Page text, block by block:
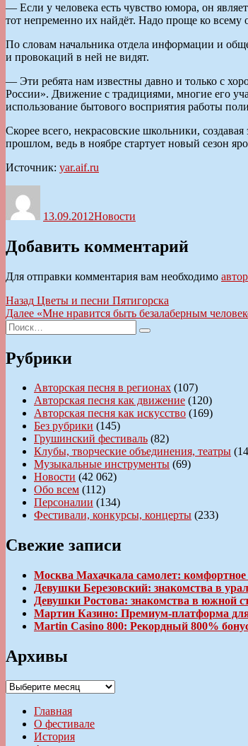
— Если у человека есть чувство юмора, он
тот непременно их найдёт. Надо проще ко
По словам начальника отдела информации и
и провокаций в ней не видят.
— Эти ребята нам известны давно и только с
России». Движение с традициями, многие его
использование бытового восприятия работы
Скорее всего, некрасовские школьники,
прошлом, ведь в ноябре стартует новый сезон
Источник: yar.aif.ru
13.09.2012Новости
Добавить комментарий
Для отправки комментария вам необходимо
Навигация
по
записям
Назад Предыдущая
запись:
Цветы и песни Пятигорска
Далее Следующая
«Мне нравится быть безалаберным
Искать:
Поиск
Рубрики
Авторская песня в регионах (107)
Авторская песня как движение (120)
Авторская песня как искусство (169)
Без рубрики (145)
Грушинский фестиваль (82)
Клубы, творческие объединения, театры
Музыкальные инструменты (69)
Новости (42 062)
Обо всем (112)
Персоналии (134)
Фестивали, конкурсы, концерты (233)
Свежие записи
Москва Махачкала самолет:
Девушки Березовский: знакомства в
Девушки Ростова: знакомства в южной
Мартин Казино: Премиум-платформа для
Martin Casino 800: Рекордный 800%
Архивы
Архивы
Главная
О фестивале
История